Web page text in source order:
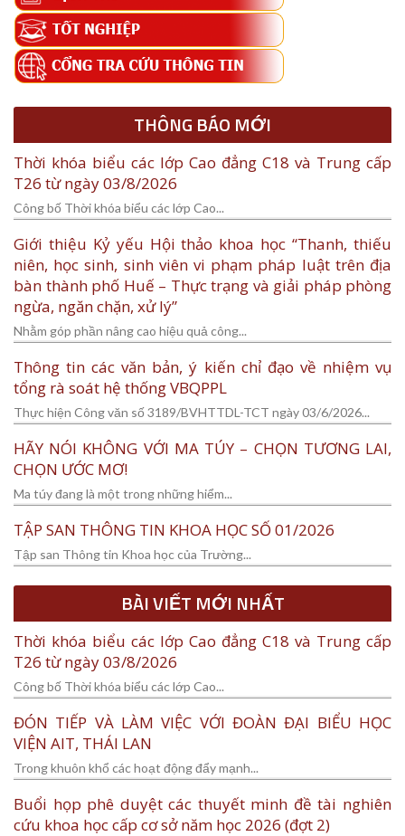
THÔNG BÁO MỚI
Thời khóa biểu các lớp Cao đẳng C18 và Trung cấp
T26 từ ngày 03/8/2026
Công bố Thời khóa biểu các lớp Cao...
Giới thiệu Kỷ yếu Hội thảo khoa học “Thanh, thiếu
niên, học sinh, sinh viên vi phạm pháp luật trên địa
bàn thành phố Huế – Thực trạng và giải pháp phòng
ngừa, ngăn chặn, xử lý”
Nhằm góp phần nâng cao hiệu quả công...
Thông tin các văn bản, ý kiến chỉ đạo về nhiệm vụ
tổng rà soát hệ thống VBQPPL
Thực hiện Công văn số 3189/BVHTTDL-TCT ngày 03/6/2026...
HÃY NÓI KHÔNG VỚI MA TÚY – CHỌN TƯƠNG LAI,
CHỌN ƯỚC MƠ!
Ma túy đang là một trong những hiểm...
TẬP SAN THÔNG TIN KHOA HỌC SỐ 01/2026
Tập san Thông tin Khoa học của Trường...
BÀI VIẾT MỚI NHẤT
Thời khóa biểu các lớp Cao đẳng C18 và Trung cấp
T26 từ ngày 03/8/2026
Công bố Thời khóa biểu các lớp Cao...
ĐÓN TIẾP VÀ LÀM VIỆC VỚI ĐOÀN ĐẠI BIỂU HỌC
VIỆN AIT, THÁI LAN
Trong khuôn khổ các hoạt động đẩy mạnh...
Buổi họp phê duyệt các thuyết minh đề tài nghiên
cứu khoa học cấp cơ sở năm học 2026 (đợt 2)